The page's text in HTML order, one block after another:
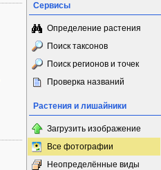
Сервисы
Определение растения
Поиск таксонов
Поиск регионов и точек
Проверка названий
Растения и лишайники
Загрузить изображение
Все фотографии
Неопределённые виды